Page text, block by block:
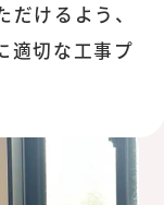
けるよう、
適切な工事プ